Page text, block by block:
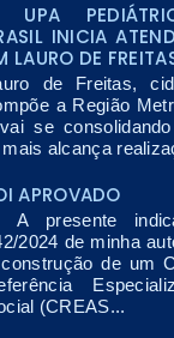
UPA
INICIA
LAURO DE
de Freitas,
a Região
se
alcança
APROVADO
presente
2024 de minha
de um
(CREAS...